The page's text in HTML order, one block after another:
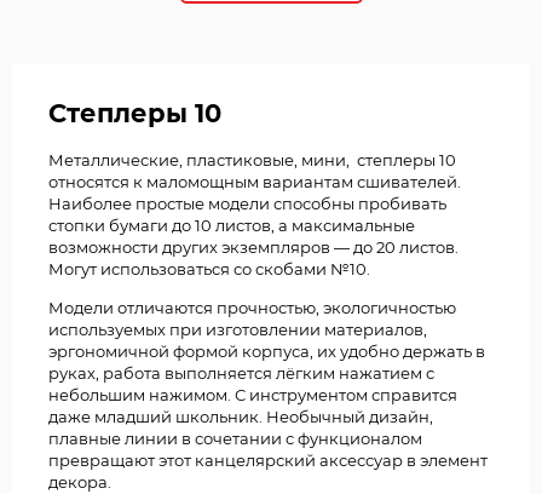
Степлеры 10
Металлические, пластиковые, мини, степлеры 10
относятся к маломощным вариантам сшивателей.
Наиболее простые модели способны пробивать
стопки бумаги до 10 листов, а максимальные
возможности других экземпляров — до 20 листов.
Могут использоваться со скобами №10.
Модели отличаются прочностью, экологичностью
используемых при изготовлении материалов,
эргономичной формой корпуса, их удобно держать в
руках, работа выполняется лёгким нажатием с
небольшим нажимом. С инструментом справится
даже младший школьник. Необычный дизайн,
плавные линии в сочетании с функционалом
превращают этот канцелярский аксессуар в элемент
декора.